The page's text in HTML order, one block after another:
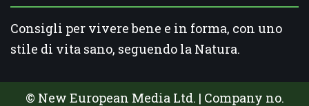
Consigli per vivere bene e in forma, con uno
stile di vita sano, seguendo la Natura.
© New European Media Ltd. | Company no.